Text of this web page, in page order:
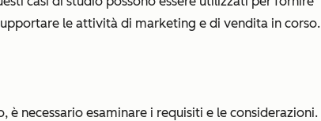
le attività di marketing e di vendita in corso.
è necessario esaminare i requisiti e le considerazioni.